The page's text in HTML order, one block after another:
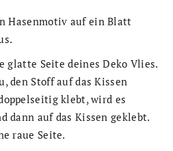
Hasenmotiv auf ein Blatt
glatte Seite deines Deko Vlies.
den Stoff auf das Kissen
klebt, wird es
dann auf das Kissen geklebt.
raue Seite.